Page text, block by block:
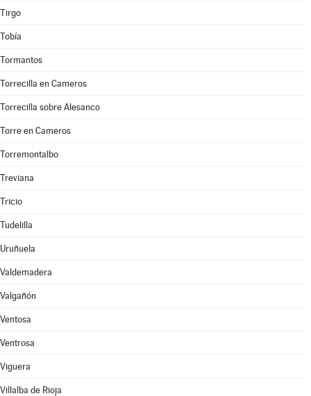
Tirgo
Tobía
Tormantos
Torrecilla en Cameros
Torrecilla sobre Alesanco
Torre en Cameros
Torremontalbo
Treviana
Tricio
Tudelilla
Uruñuela
Valdemadera
Valgañón
Ventosa
Ventrosa
Viguera
Villalba de Rioja